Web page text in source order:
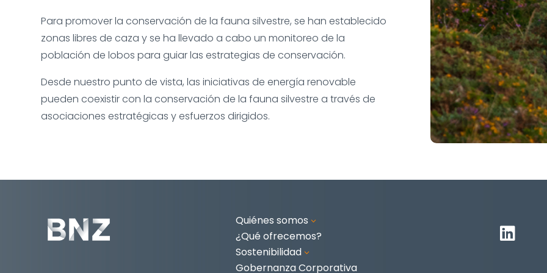
Para promover la conservación de la fauna silvestre, se han establecido
zonas libres de caza y se ha llevado a cabo un monitoreo de la
población de lobos para guiar las estrategias de conservación.
Desde nuestro punto de vista, las iniciativas de energía renovable
pueden coexistir con la conservación de la fauna silvestre a través de
asociaciones estratégicas y esfuerzos dirigidos.
Quiénes somos 3
¿Qué ofrecemos?
Sostenibilidad 3
Gobernanza Corporativa
